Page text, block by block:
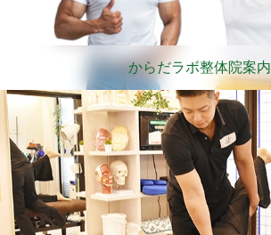
からだラボ整体院案内